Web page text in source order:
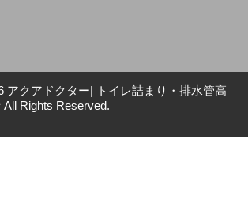
アクアドクター| トイレ詰まり・排水管高
All Rights Reserved.